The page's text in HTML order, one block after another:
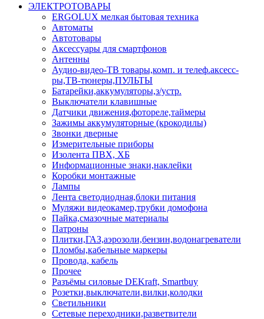
ЭЛЕКТРОТОВАРЫ
ERGOLUX мелкая бытовая техника
Автоматы
Автотовары
Аксессуары для смартфонов
Антенны
Аудио-видео-ТВ товары,комп. и телеф.аксесс-
ры,ТВ-тюнеры,ПУЛЬТЫ
Батарейки,аккумуляторы,з/устр.
Выключатели клавишные
Датчики движения,фотореле,таймеры
Зажимы аккумуляторные (крокодилы)
Звонки дверные
Измерительные приборы
Изолента ПВХ, ХБ
Информационные знаки,наклейки
Коробки монтажные
Лампы
Лента светодиодная,блоки питания
Муляжи видеокамер,трубки домофона
Пайка,смазочные материалы
Патроны
Плитки,ГАЗ,аэрозоли,бензин,водонагреватели
Пломбы,кабельные маркеры
Провода, кабель
Прочее
Разъёмы силовые DEKraft, Smartbuy
Розетки,выключатели,вилки,колодки
Светильники
Сетевые переходники,разветвители